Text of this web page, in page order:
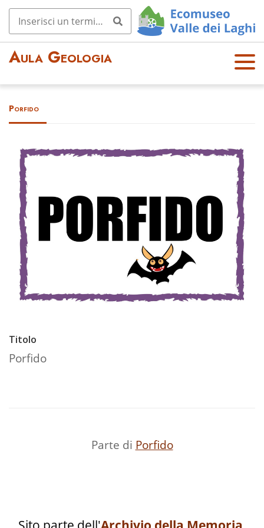
Aula Geologia
OPE
N
Porfido
Titolo
Porfido
Parte di Porfido